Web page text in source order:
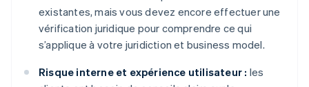
existantes, mais vous devez encore effectuer une
vérification juridique pour comprendre ce qui
s’applique à votre juridiction et business model.
Risque interne et expérience utilisateur : les